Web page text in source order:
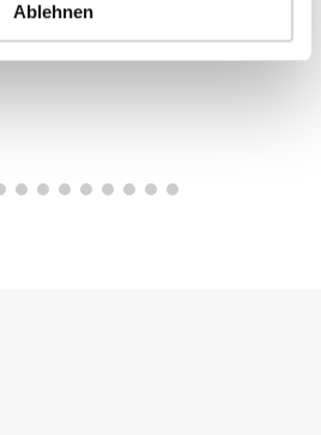
Ablehnen